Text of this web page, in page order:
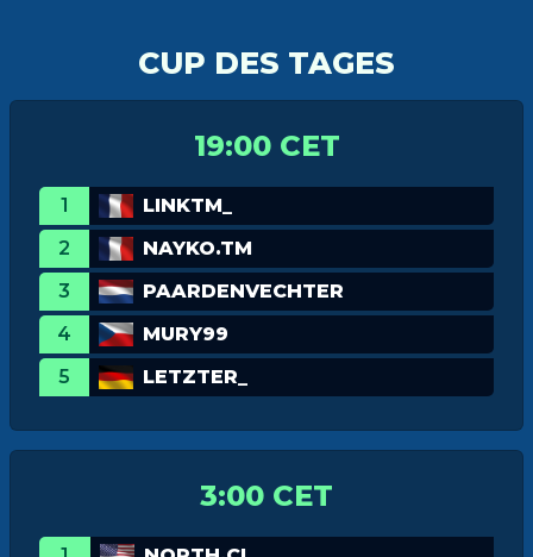
CUP DES TAGES
19:00 CET
1
LINKTM_
2
NAYKO.TM
3
PAARDENVECHTER
4
MURY99
5
LETZTER_
3:00 CET